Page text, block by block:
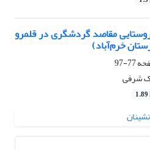
مقاصد گردشگری در قلمرو
خرم‌آباد)
77-97
شرفی